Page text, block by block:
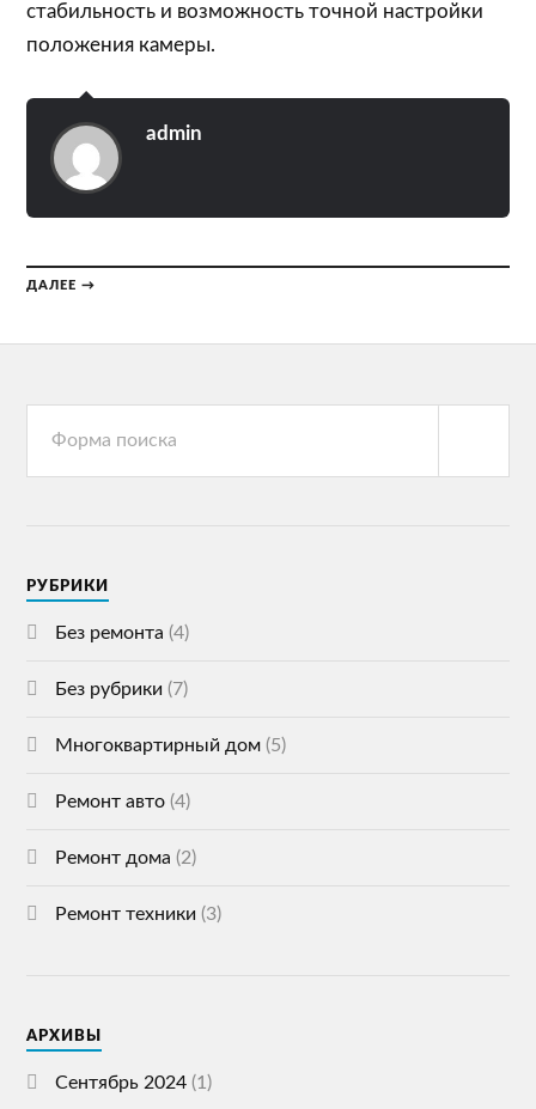
стабильность и возможность точной настройки
положения камеры.
admin
ДАЛЕЕ →
РУБРИКИ
Без ремонта (4)
Без рубрики (7)
Многоквартирный дом (5)
Ремонт авто (4)
Ремонт дома (2)
Ремонт техники (3)
АРХИВЫ
Сентябрь 2024 (1)